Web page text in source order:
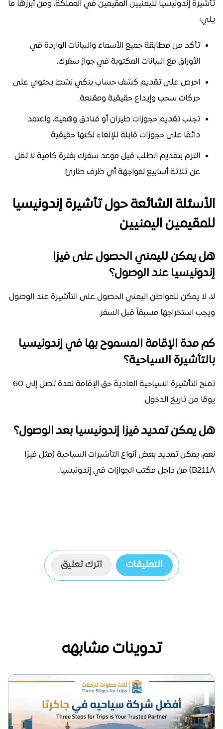
تأشيرة إندونيسيا لليمنيين المقيمين في المملكة، ومن أبرزها ما
يلي:
تأكد من مطابقة جميع الأسماء والبيانات الواردة في
الأوراق مع البيانات المكتوبة في جواز سفرك.
احرص على تقديم كشف حساب بنكي نشط يحتوي على
حركات سحب وإيداع حقيقية ومقنعة.
تجنب تقديم حجوزات طيران أو فنادق وهمية، واعتمد
دائمًا على حجوزات قابلة للإلغاء لكنها حقيقية.
التزم بتقديم الطلب قبل موعد سفرك بفترة كافية لا تقل
عن ثلاثة أسابيع لمواجهة أي ظرف طارئ.
الأسئلة الشائعة حول تأشيرة إندونيسيا
للمقيمين اليمنيين
هل يمكن لليمني الحصول على فيزا
إندونيسيا عند الوصول؟
لا، لا يمكن للمواطن اليمني الحصول على التأشيرة عند الوصول
ويجب استخراجها مسبقاً قبل السفر.
كم مدة الإقامة المسموح بها في إندونيسيا
بالتأشيرة السياحية؟
تمنح التأشيرة السياحية العادية حق الإقامة لمدة تصل إلى 60
يومًا من تاريخ الدخول.
هل يمكن تمديد فيزا إندونيسيا بعد الوصول؟
نعم، يمكن تمديد بعض أنواع التأشيرات السياحية (مثل فيزا
B211A) من داخل مكتب الجوازات في إندونيسيا.
التعليقات اترك تعليق
تدوينات مشابهه